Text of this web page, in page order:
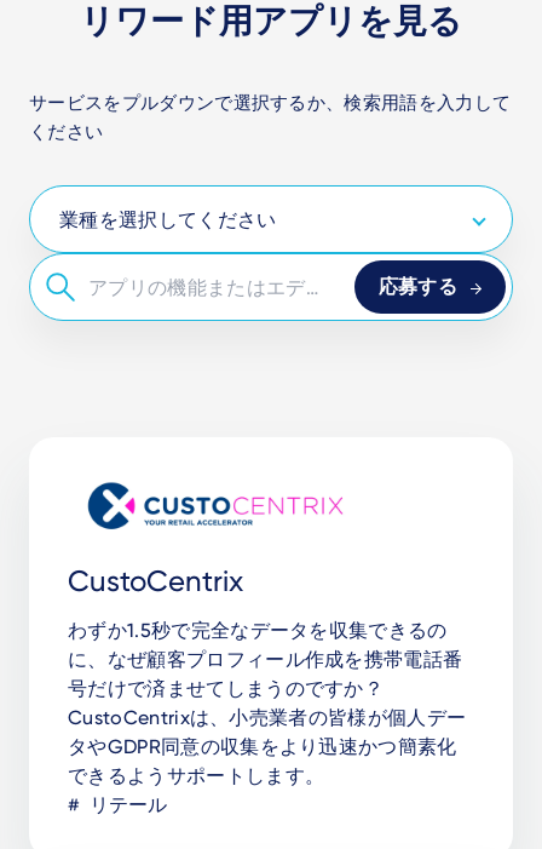
リワード用アプリを見る
サービスをプルダウンで選択するか、検索用語を入力して
ください
CustoCentrix
わずか1.5秒で完全なデータを収集できるの
に、なぜ顧客プロフィール作成を携帯電話番
号だけで済ませてしまうのですか？
CustoCentrixは、小売業者の皆様が個人デー
タやGDPR同意の収集をより迅速かつ簡素化
できるようサポートします。
リテール